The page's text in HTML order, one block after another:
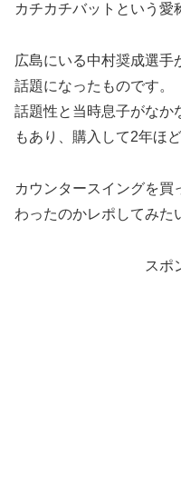
カチカチバットという愛
広島にいる中村奨成選手
話題になったものです。
話題性と当時息子がなか
もあり、購入して2年ほ
カウンタースイングを買
わったのかレポしてみた
スポ